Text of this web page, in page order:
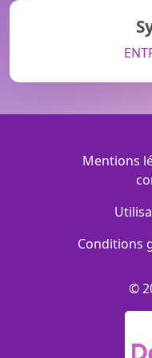
MenuMentions
Conditions
©